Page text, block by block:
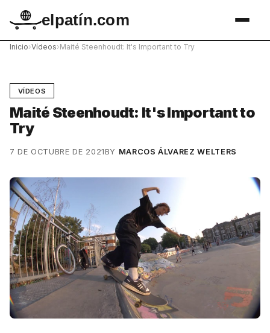
elpatín.com
Inicio›Vídeos›Maité Steenhoudt: It's Important to Try
VÍDEOS
Maité Steenhoudt: It's Important to
Try
7 DE OCTUBRE DE 2021BY MARCOS ÁLVAREZ WELTERS